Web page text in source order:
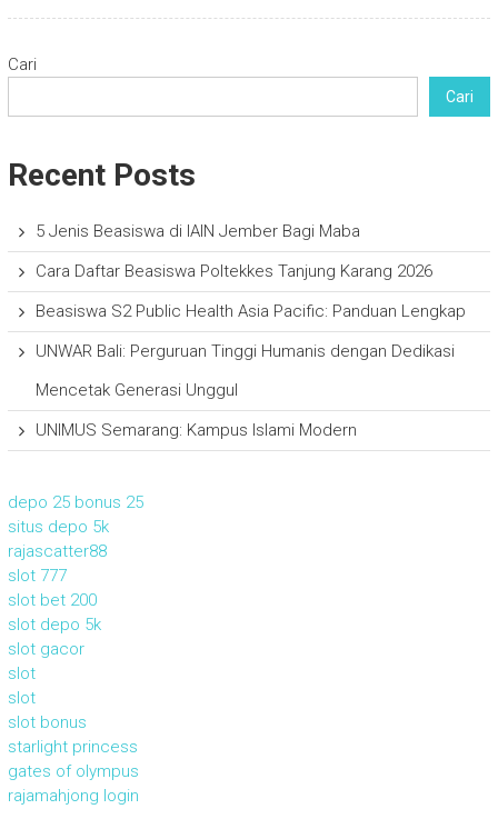
Cari
Cari
Recent Posts
5 Jenis Beasiswa di IAIN Jember Bagi Maba
Cara Daftar Beasiswa Poltekkes Tanjung Karang 2026
Beasiswa S2 Public Health Asia Pacific: Panduan Lengkap
UNWAR Bali: Perguruan Tinggi Humanis dengan Dedikasi
Mencetak Generasi Unggul
UNIMUS Semarang: Kampus Islami Modern
depo 25 bonus 25
situs depo 5k
rajascatter88
slot 777
slot bet 200
slot depo 5k
slot gacor
slot
slot
slot bonus
starlight princess
gates of olympus
rajamahjong login